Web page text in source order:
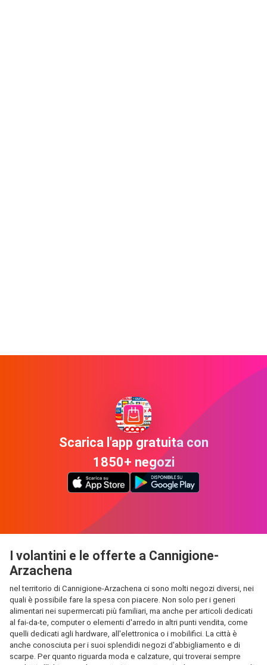
Scarica l'app gratuita con
1850+ negozi
I volantini e le offerte a Cannigione-
Arzachena
nel territorio di Cannigione-Arzachena ci sono molti negozi diversi, nei
quali è possibile fare la spesa con piacere. Non solo per i generi
alimentari nei supermercati più familiari, ma anche per articoli dedicati
al fai-da-te, computer o elementi d'arredo in altri punti vendita, come
quelli dedicati agli hardware, all'elettronica o i mobilifici. La città è
anche conosciuta per i suoi splendidi negozi d'abbigliamento e di
scarpe. Per quanto riguarda moda e calzature, qui troverai sempre